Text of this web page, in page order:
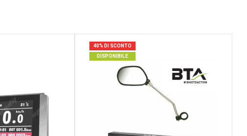
40% DI SCONTO
DISPONIBILE